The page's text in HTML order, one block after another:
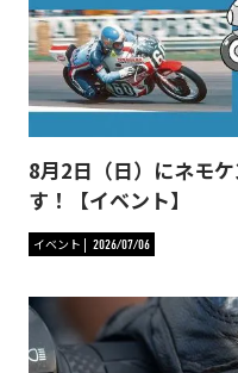
8月2日（日）にネモ
す！【イベント】
イベント 2026/07/06